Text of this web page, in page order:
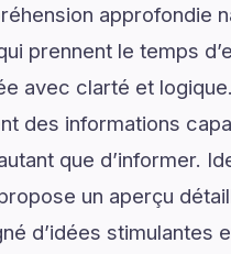
approfondie
prennent le temps
avec clarté et
des informations
que d’informer.
un aperçu
d’idées stimulantes